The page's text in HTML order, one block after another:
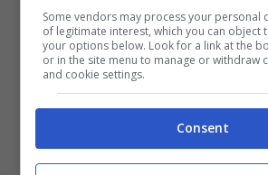
principianti alle sfide della
Lagazuoi. Le piste di Coppa
come la Gran Risa e la
particolarmente note tra gli
neve.
Some vendors may process your personal
of legitimate interest, which you can object
your options below. Look for a link at the
or in the site menu to manage or withdraw
and cookie settings.
Consent